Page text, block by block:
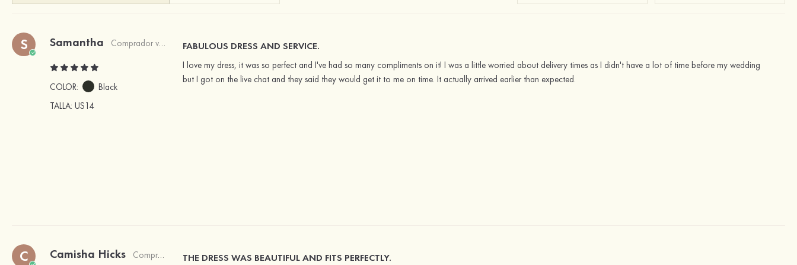
S Samantha Comprador verificado
COLOR:
Black
TALLA: US14
FABULOUS DRESS AND SERVICE.
I love my dress, it was so perfect and I've had so many compliments on it! I was a little worried about delivery times as I didn't have a lot of time before my wedding
but I got on the live chat and they said they would get it to me on time. It actually arrived earlier than expected.
C Camisha Hicks Comprador verificado THE DRESS WAS BEAUTIFUL AND FITS PERFECTLY.